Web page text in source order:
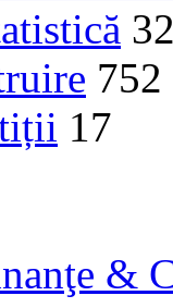
752
17
&